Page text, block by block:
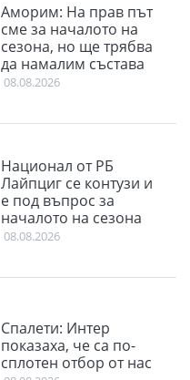
Аморим: На прав път
сме за началото на
сезона, но ще трябва
да намалим състава
08.08.2026
Национал от РБ
Лайпциг се контузи и
е под въпрос за
началото на сезона
08.08.2026
Спалети: Интер
показаха, че са по-
сплотен отбор от нас